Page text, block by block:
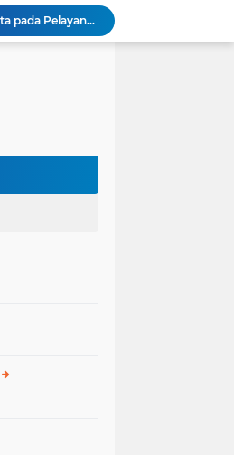
Wali Kota Pariaman Minta Inovasi OPD Berdampak Nyata pada Pelayanan Publik
Pemkot Pariaman Resmikan TPA Bunda PAUD untuk Dukung Pengasuhan Anak ASN
Pemkot Pariaman Mulai Pusdiklat Paskibraka 2026, Wali Kota Tekankan Pentingnya Disiplin